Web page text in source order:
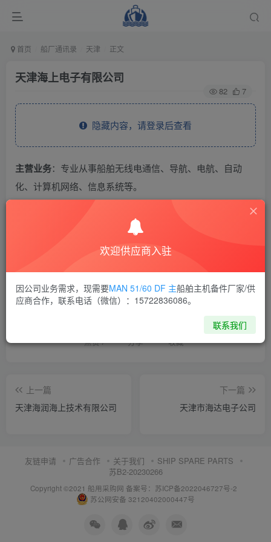
首页 船厂通讯录 天津 正文
天津海上电子有限公司
82 7
隐藏内容，请登录后查看
主营业务：专业从事船舶无线电通信、导航、电航、自动
化、计算机网络、信息系统等。
THE END
天津
喜欢就支持一下吧
点赞7 分享 收藏
上一篇
天津海润海上技术有限公司
下一篇
天津市海达电子公司
友链申请 广告合作 关于我们
SHIP SPARE PARTS
苏B2-20230266
Copyright ©2021 船用采购网 备案号：苏ICP备2022046727号-2
苏公网安备 32120402000447号
欢迎供应商入驻
因公司业务需求，现需要MAN 51/60 DF 主船舶主机备件厂家/供
应商合作，联系电话（微信）：15722836086。
联系我们